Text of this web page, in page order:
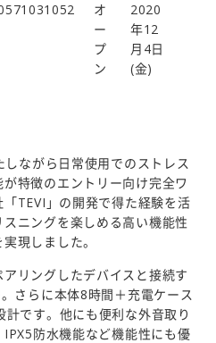
オ
ー
プ
ン
2020
年12
月4日
(金)
しながら日常使用でのストレス
特徴のエントリー向け完全ワ
TEVI」の開発で得た経験を活
ニングを楽しめる高い機能性
現しました。
リングしたデバイスと接続す
さらに本体8時間＋充電ケース
です。他にも便利な外音取り
防水機能など機能性にも優